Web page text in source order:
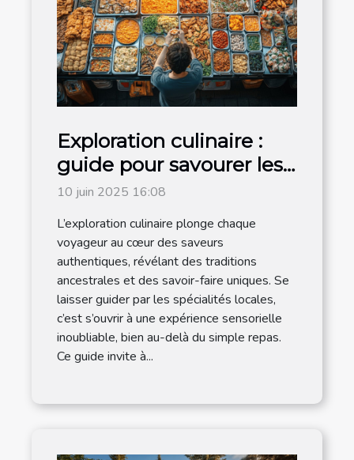
Exploration culinaire :
guide pour savourer les
traditions locales
10 juin 2025 16:08
L’exploration culinaire plonge chaque
voyageur au cœur des saveurs
authentiques, révélant des traditions
ancestrales et des savoir-faire uniques. Se
laisser guider par les spécialités locales,
c’est s’ouvrir à une expérience sensorielle
inoubliable, bien au-delà du simple repas.
Ce guide invite à...